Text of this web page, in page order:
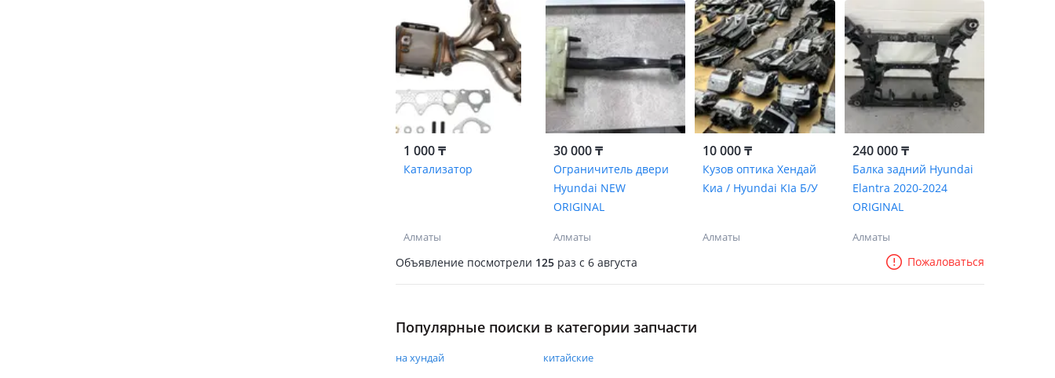
1 000 ₸
Катализатор
Алматы
30 000 ₸
Ограничитель двери
Hyundai NEW
ORIGINAL
Алматы
10 000 ₸
Кузов оптика Хендай
Киа / Hyundai KIa Б/У
Алматы
240 000 ₸
Балка задний Hyundai
Elantra 2020-2024
ORIGINAL
Алматы
Объявление посмотрели 125 раз c 6 августа Пожаловаться
Популярные поиски в категории запчасти
на хундай китайские